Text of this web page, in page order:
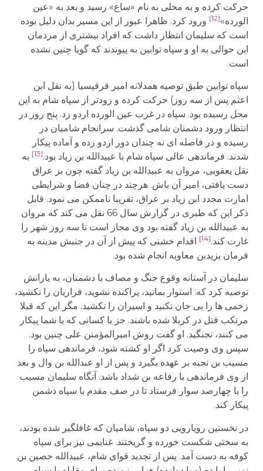
حرکت کرده و به محلی به نام «ساع» رسید و بعد به «عین
الورده»[12]
ورود کرد. ظاهرا عبور از این مسیر بدان دلیل بوده
است که سلیمان انتظار داشت که افراد بیشتری از مردمان
این حوالی به او و سپاه توابین به پیوندند که گویا چنین نشده
است.
سپاه توابین طبق توصیه همدلانه امیر قرقیسیا (به نقل ابن
اعثم پس از سه روز) حرکت کرده و زودتر از سپاه شام به این
محل رسیده بود. سپاه در غرب عین الورده اردو زد. پنج روز در
انتظار ورود دشمنان شامی گذشت. سرانجام شامیان در
رسیده و در فاصله ای نه چندان دور اردو زده و آماده پیکار
شدند. فرماندهی عالی سپاه شام با عبیدالله بن زیاد بود.[13]
به
نقل یعقوبی، مروان به عبیدالله بن زیاد گفته چون بر عراق
دست یافتی، امیر آن باش. هرچند در چنان فضا و شرایطی
امارت مجدد ابن زیاد بر عراق، تقریبا ناممکن می نمود. قابل
ذکر این که طبری در گزارش سال 66 نقل می کند که مروان
به عبیدالله بن زیاد گفته بود وی مجاز است تا سه روز شهر را
غارت کند.[14]
اقدام خشنی که پیش از آن در جنبش مدینه به
فرمان یزیدبن معاویه انجام شده بود.
سلیمان در آستانه وقوع جنگ و مصاف با دشمنان، به یارانش
توصیه کرد که: استوار بمانید، پراکنده نشوید، فراریان را نکشید،
زخمی ها را بی جان نکنید و اسیران را نکشید. مگر این که قبلا
مرتکب قتل در کربلا شده باشند. جز با کسانی که با شما پیکار
می کنند، نجنگید. او گفت روش امیرالمؤمنن علی چنین بود.
سپس وی وصیت کرد اگر او کشته شود، فرماندهی سپاه را
مسیب بن نجبه بر عهده بگیرد و پس از او عبدالله بن وال و بعد
از وی فرماندهی با رفاعه بن شداد باشد. آنگاه سلیمان مسیب
را با چهارصد سوار فرستاد تا در صف مقدم با سپاه دشمن
پیکار کند.
در نخستین رویارویی دو سپاه، شامیان که غافلگیر شده بودند،
به سختی شکست خورده و گریختند. غنایمی نیز برای سپاه
کوفه به دست آمد. پس از تجدید قوای شام، عبیدالله حصین بن